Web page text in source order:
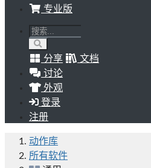
专业版
分享
文档
讨论
外观
登录
注册
动作库
所有软件